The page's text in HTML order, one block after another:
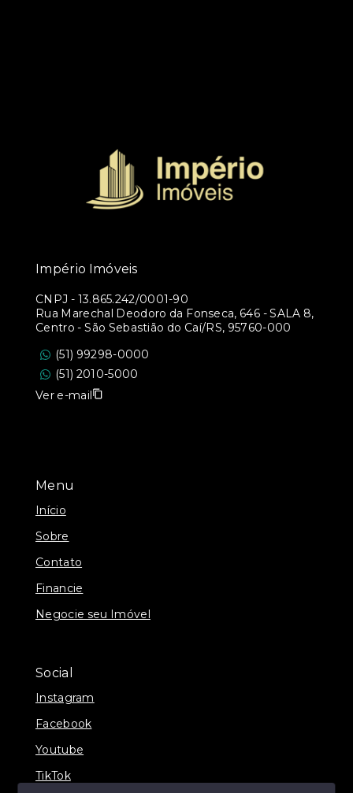
Menu
Início
Sobre
Contato
Financie
Negocie seu Imóvel
Social
Instagram
Facebook
Youtube
TikTok
Império Imóveis
CNPJ - 13.865.242/0001-90
Rua Marechal Deodoro da Fonseca, 646 - SALA 8,
Centro - São Sebastião do Caí/RS, 95760-000
(51) 99298-0000
(51) 2010-5000
Ver e-mail